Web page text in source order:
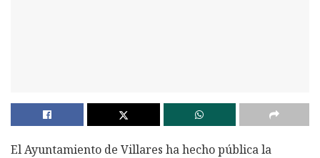
El Ayuntamiento de Villares ha hecho pública la